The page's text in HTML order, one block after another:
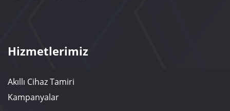
Hizmetlerimiz
Akıllı Cihaz Tamiri
Kampanyalar